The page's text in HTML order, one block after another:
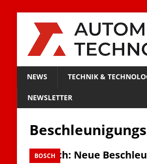
NEWS TECHNIK &
NEWSLETTER
BOSCH
Bosch: Neue